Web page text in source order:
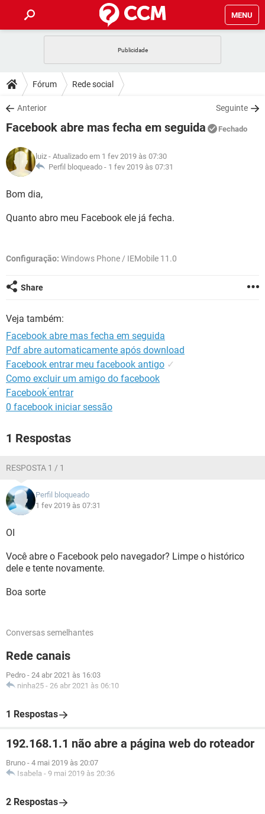
MENU
CELULAR
OUTLOOK
INSTAGRAM GMAIL
GUIA DE COMPRAS
DICAS
JOGOS
INSTAGRAM GMAIL
GUIA DE COMPRAS
DOWNLOADS
JOGOS WHATSAPP
CELULAR
OUTLOOK EXCEL
INSTAGRAM
JOGOS WHATSAPP
CELULAR
OUTLOOK
INSTAGRAM GMAIL
GLOSSÁRIO
JOGOS
Fórum Rede social
Anterior Seguinte
Facebook abre mas fecha em seguida Fechado
luiz - Atualizado em 1 fev 2019 às 07:30
Perfil bloqueado - 1 fev 2019 às 07:31
Bom dia,
Quanto abro meu Facebook ele já fecha.
Configuração: Windows Phone / IEMobile 11.0
Share
Veja também:
Facebook abre mas fecha em seguida
Pdf abre automaticamente após download
Facebook entrar meu facebook antigo ✓
Como excluir um amigo do facebook
Facebook ́entrar
0 facebook iniciar sessão
1 Respostas
RESPOSTA 1 / 1
Perfil bloqueado
1 fev 2019 às 07:31
OI
Você abre o Facebook pelo navegador? Limpe o histórico
dele e tente novamente.
Boa sorte
Conversas semelhantes
Rede canais
Pedro - 24 abr 2021 às 16:03
ninha25 - 26 abr 2021 às 06:10
1 Respostas
192.168.1.1 não abre a página web do roteador
Bruno - 4 mai 2019 às 20:07
Isabela - 9 mai 2019 às 20:36
2 Respostas